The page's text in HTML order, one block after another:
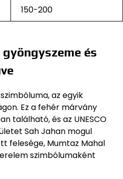
150-200
és
az egyik
Ez a fehér márvány
található, és az UNESCO
Sah Jahan mogul
felesége, Mumtaz Mahal
szimbólumaként